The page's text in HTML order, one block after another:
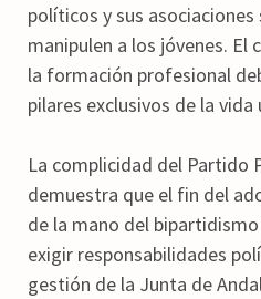
políticos y sus
manipulen a los jóvenes. El
la formación profesional
pilares exclusivos de la
La complicidad del Partido
demuestra que el fin del
de la mano del
exigir responsabilidades
gestión de la Junta de